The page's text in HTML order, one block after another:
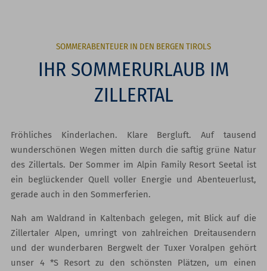
SOMMERABENTEUER IN DEN BERGEN TIROLS
IHR SOMMERURLAUB IM
ZILLERTAL
Fröhliches Kinderlachen. Klare Bergluft. Auf tausend
wunderschönen Wegen mitten durch die saftig grüne Natur
des Zillertals. Der Sommer im Alpin Family Resort Seetal ist
ein beglückender Quell voller Energie und Abenteuerlust,
gerade auch in den Sommerferien.
Nah am Waldrand in Kaltenbach gelegen, mit Blick auf die
Zillertaler Alpen, umringt von zahlreichen Dreitausendern
und der wunderbaren Bergwelt der Tuxer Voralpen gehört
unser 4 *S Resort zu den schönsten Plätzen, um einen